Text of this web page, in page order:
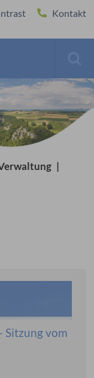
Kontakt
|
Sitzung vom